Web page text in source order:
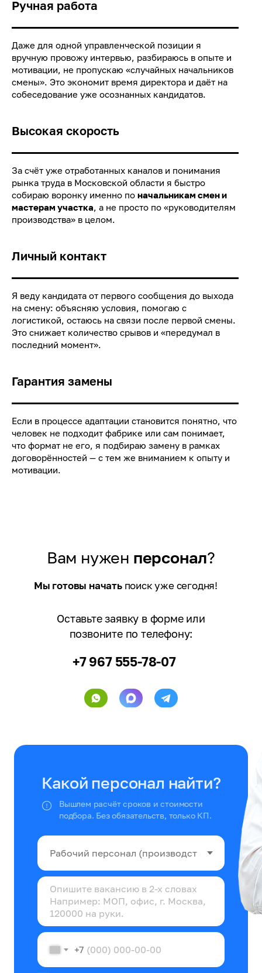
Ручная работа
Даже для одной управленческой позиции я
вручную провожу интервью, разбираюсь в опыте и
мотивации, не пропускаю «случайных начальников
смены». Это экономит время директора и даёт на
собеседование уже осознанных кандидатов.
Высокая скорость
За счёт уже отработанных каналов и понимания
рынка труда в Московской области я быстро
собираю воронку именно по начальникам смен и
мастерам участка, а не просто по «руководителям
производства» в целом.
Личный контакт
Я веду кандидата от первого сообщения до выхода
на смену: объясняю условия, помогаю с
логистикой, остаюсь на связи после первой смены.
Это снижает количество срывов и «передумал в
последний момент».
Гарантия замены
Если в процессе адаптации становится понятно, что
человек не подходит фабрике или сам понимает,
что формат не его, я подбираю замену в рамках
договорённостей — с тем же вниманием к опыту и
мотивации.
Вам нужен персонал?
+7 967 555-78-07
Оставьте заявку в форме или
позвоните по телефону:
Мы готовы начатьпоиск уже сегодня!
Какой персонал найти?
Вышлем расчёт сроков и стоимости
подбора. Без обязательств, только КП.
+7